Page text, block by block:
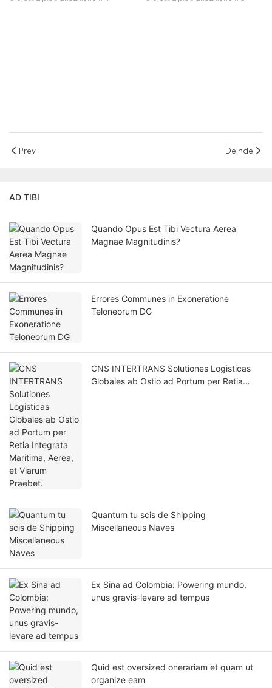
Prev Deinde
AD TIBI
Quando Opus Est Tibi Vectura Aerea
Magnae Magnitudinis?
Errores Communes in Exoneratione
Teloneorum DG
CNS INTERTRANS Solutiones Logisticas
Globales ab Ostio ad Portum per Retia
Quantum tu scis de Shipping
Miscellaneous Naves
Ex Sina ad Colombia: Powering mundo,
unus gravis-levare ad tempus
Quid est oversized onerariam et quam ut
organize eam